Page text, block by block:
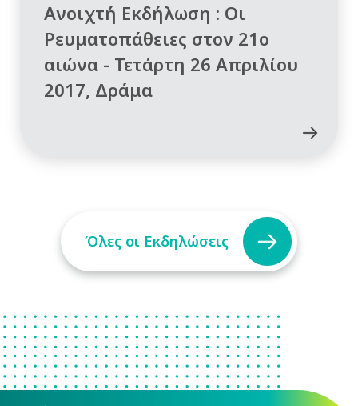
Ανοιχτή Εκδήλωση : Οι
Ρευματοπάθειες στον 21ο
αιώνα - Τετάρτη 26 Απριλίου
2017, Δράμα
Όλες οι Εκδηλώσεις